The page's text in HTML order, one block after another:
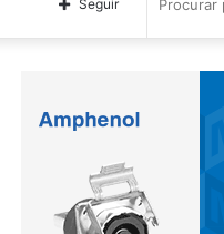
Seguir